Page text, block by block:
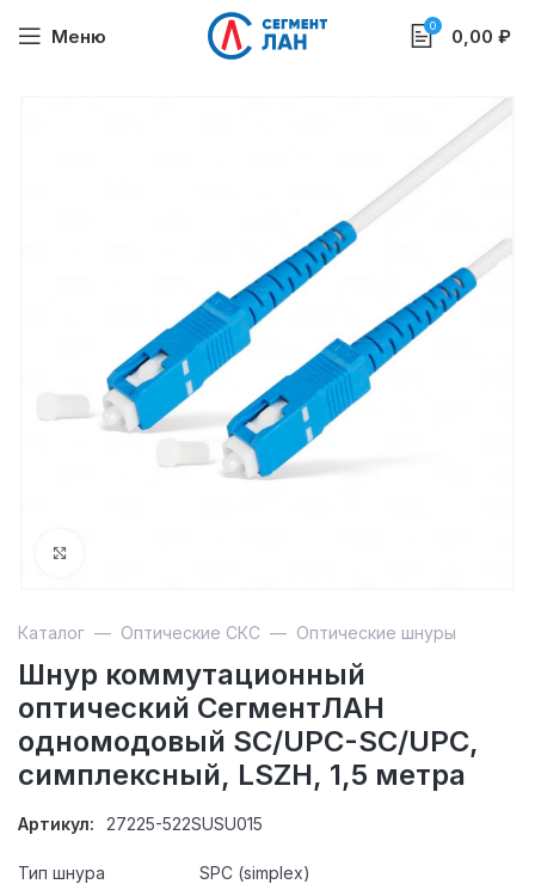
Меню 0 0,00 ₽
Каталог — Оптические СКС — Оптические шнуры
Шнур коммутационный
оптический СегментЛАН
одномодовый SC/UPC-SC/UPC,
симплексный, LSZH, 1,5 метра
Артикул: 27225-522SUSU015
Тип шнура
SPC (simplex)